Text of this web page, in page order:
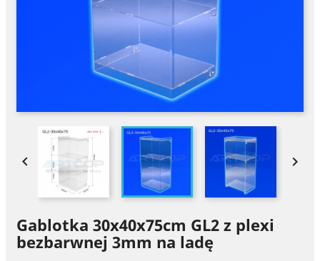
 
Gablotka 30x40x75cm GL2 z plexi
bezbarwnej 3mm na ladę